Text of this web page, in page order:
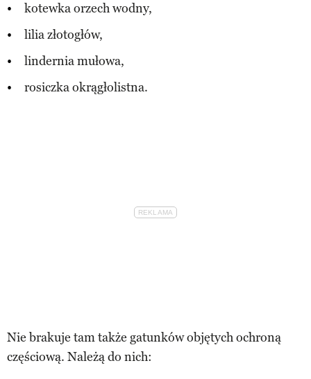
kotewka orzech wodny,
lilia złotogłów,
lindernia mułowa,
rosiczka okrągłolistna.
Nie brakuje tam także gatunków objętych ochroną
częściową. Należą do nich: